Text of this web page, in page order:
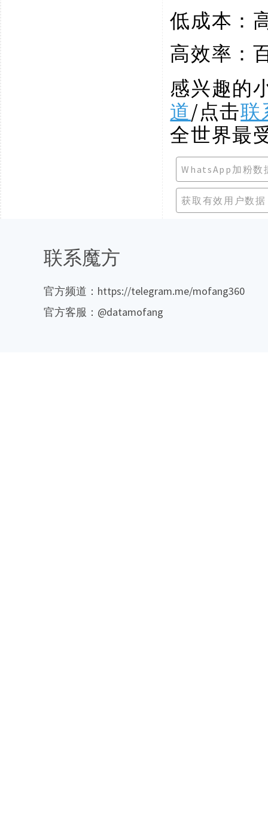
低成本：
高效率：
感兴趣的
道/点击联
全世界最
WhatsApp加粉数
获取有效用户数据
联系魔方
官方频道：https://telegram.me/mofang360
官方客服：@datamofang